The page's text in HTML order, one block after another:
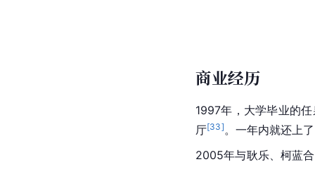
商业经历
1997年，大学毕业的
厅[33]。一年内就还上
2005年与耿乐、柯蓝